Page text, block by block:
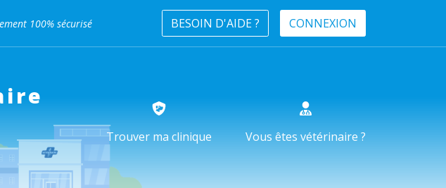
100% sécurisé
100% sécurisé
en clinique vétérinaire
de croquettes vétérinaire
BESOIN D'AIDE ? CONNEXION
Trouver ma clinique
Vous êtes vétérinaire ?